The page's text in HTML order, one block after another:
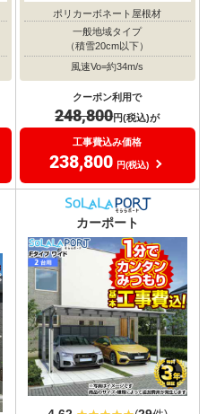
ポリカーボネート屋根材
一般地域タイプ
（積雪20cm以下）
風速Vo=約34m/s
クーポン利用で
248,800円(税込)が
工事費込み価格
238,800 円(税込)
カーポート